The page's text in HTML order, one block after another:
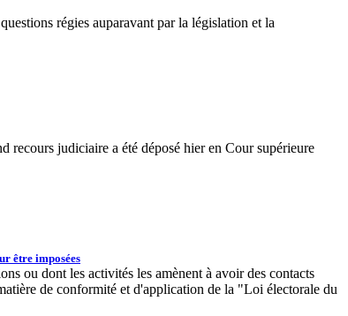
régies auparavant par la législation et la
judiciaire a été déposé hier en Cour supérieure
être imposées
ou dont les activités les amènent à avoir des contacts
de conformité et d'application de la "Loi électorale du